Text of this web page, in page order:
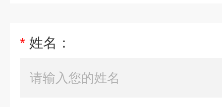
* 姓名：